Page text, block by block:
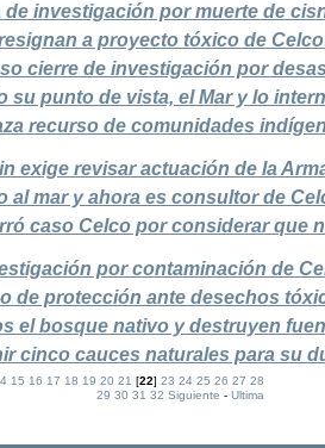
de investigación por muerte de
a proyecto tóxico de
cierre de investigación por
su punto de vista, el Mar y lo
recurso de comunidades
exige revisar actuación de la
al mar y ahora es consultor de
caso Celco por considerar que
por contaminación de
de protección ante desechos
el bosque nativo y destruyen
cinco cauces naturales para su
15 16 17 18 19 20 21 [22]23 24 25 26 27 28
29 30 31 32 Siguiente -Ultima